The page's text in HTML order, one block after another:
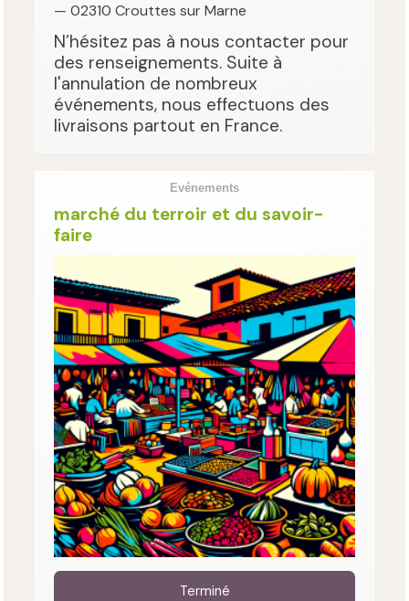
— 02310 Crouttes sur Marne
N’hésitez pas à nous contacter pour
des renseignements. Suite à
l'annulation de nombreux
événements, nous effectuons des
livraisons partout en France.
Evénements
marché du terroir et du savoir-
faire
Terminé